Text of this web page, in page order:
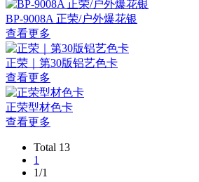
BP-9008A 正荣/户外爆花银
查看更多
正荣｜第30版铝艺色卡
查看更多
正荣型材色卡
查看更多
Total 13
1
1/1